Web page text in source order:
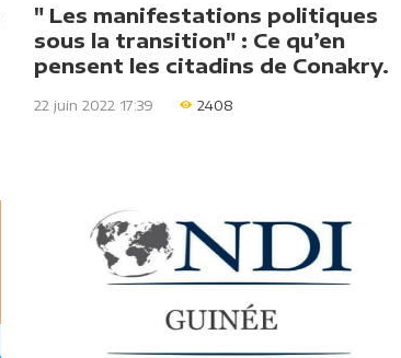
" Les manifestations politiques
sous la transition" : Ce qu’en
pensent les citadins de Conakry.
22 juin 2022 17:39 2408